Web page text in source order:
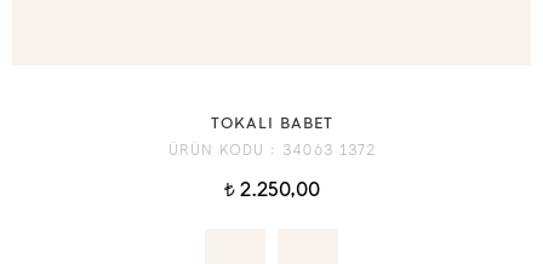
TOKALI BABET
ÜRÜN KODU : 34063 1372
t2.250,00